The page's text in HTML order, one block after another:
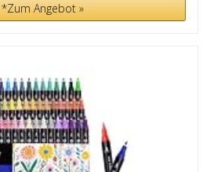
*Zum Angebot »